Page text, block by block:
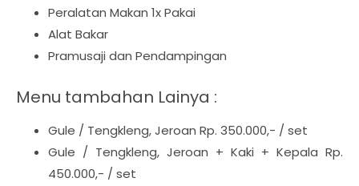
Peralatan Makan 1x Pakai
Alat Bakar
Pramusaji dan Pendampingan
Menu tambahan Lainya :
Gule / Tengkleng, Jeroan Rp. 350.000,- / set
Gule / Tengkleng, Jeroan + Kaki + Kepala Rp.
450.000,- / set